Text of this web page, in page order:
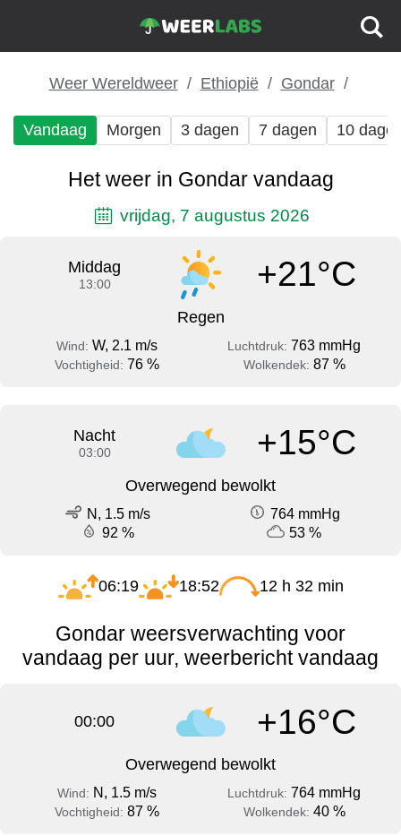
Weer Wereldweer Ethiopië Gondar
Vandaag Morgen 3 dagen 7 dagen 10
Het weer in Gondar vandaag
vrijdag, 7 augustus 2026
Middag
13:00 +21°C
Regen
Wind: W, 2.1 m/s Luchtdruk: 763 mmHg
Vochtigheid: 76 % Wolkendek: 87 %
Nacht
03:00 +15°C
Overwegend bewolkt
N, 1.5 m/s
764 mmHg
92 %
53 %
06:19 18:52 12 h 32 min
Gondar weersverwachting voor
vandaag per uur, weerbericht vandaag
00:00 +16°C
Overwegend bewolkt
Wind: N, 1.5 m/s Luchtdruk: 764 mmHg
Vochtigheid: 87 % Wolkendek: 40 %